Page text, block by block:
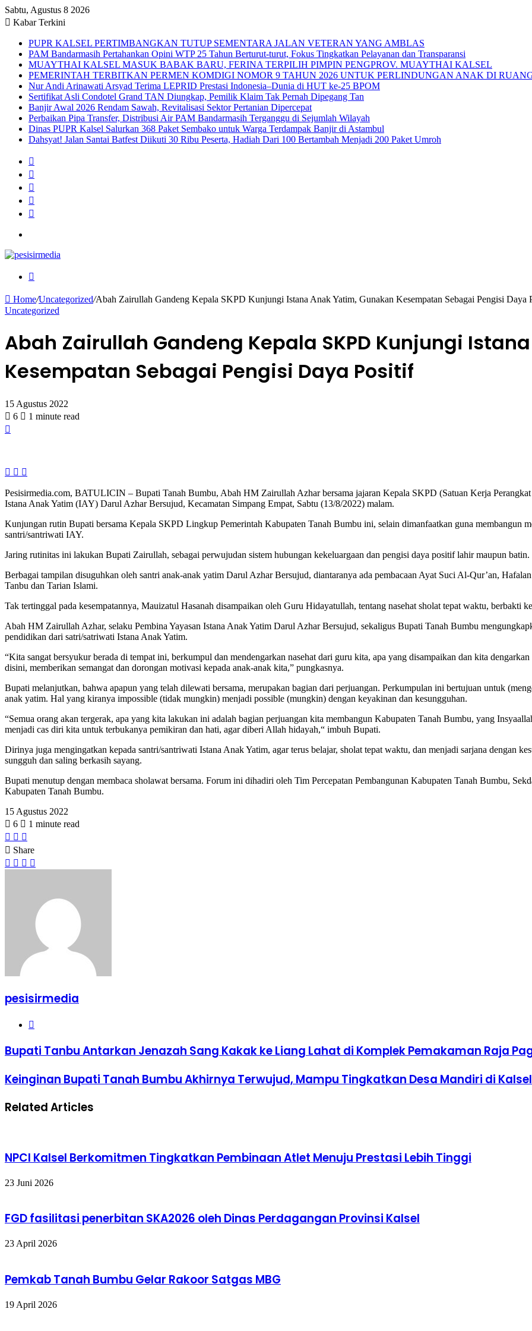
Sabtu, Agustus 8 2026
Kabar Terkini
PUPR KALSEL PERTIMBANGKAN TUTUP SEMENTARA JALAN VETERAN YANG AMBLAS
PAM Bandarmasih Pertahankan Opini WTP 25 Tahun Berturut-turut, Fokus Tingkatkan Pelayanan dan Transparansi
MUAYTHAI KALSEL MASUK BABAK BARU, FERINA TERPILIH PIMPIN PENGPROV. MUAYTHAI KALSEL
PEMERINTAH TERBITKAN PERMEN KOMDIGI NOMOR 9 TAHUN 2026 UNTUK PERLINDUNGAN ANAK DI
Nur Andi Arinawati Arsyad Terima LEPRID Prestasi Indonesia–Dunia di HUT ke-25 BPOM
Sertifikat Asli Condotel Grand TAN Diungkap, Pemilik Klaim Tak Pernah Dipegang Tan
Banjir Awal 2026 Rendam Sawah, Revitalisasi Sektor Pertanian Dipercepat
Perbaikan Pipa Transfer, Distribusi Air PAM Bandarmasih Terganggu di Sejumlah Wilayah
Dinas PUPR Kalsel Salurkan 368 Paket Sembako untuk Warga Terdampak Banjir di Astambul
Dahsyat! Jalan Santai Batfest Diikuti 30 Ribu Peserta, Hadiah Dari 100 Bertambah Menjadi 200 Paket Umroh
Home/Uncategorized/Abah Zairullah Gandeng Kepala SKPD Kunjungi Istana Anak Yatim, Gunakan Kesempatan Sebagai Pengisi Daya
Uncategorized
Abah Zairullah Gandeng Kepala SKPD Kunjungi
Kesempatan Sebagai Pengisi Daya Positif
15 Agustus 2022
6
1 minute read
Facebook
Twitter
Pesisirmedia.com, BATULICIN – Bupati Tanah Bumbu, Abah HM Zairullah Azhar bersama jajaran Kepala SKPD (Satuan Kerja
Istana Anak Yatim (IAY) Darul Azhar Bersujud, Kecamatan Simpang Empat, Sabtu (13/8/2022) malam.
Kunjungan rutin Bupati bersama Kepala SKPD Lingkup Pemerintah Kabupaten Tanah Bumbu ini, selain dimanfaatkan guna membangun
santri/santriwati IAY.
Jaring rutinitas ini lakukan Bupati Zairullah, sebagai perwujudan sistem hubungan kekeluargaan dan pengisi daya positif lahir maupun batin.
Berbagai tampilan disuguhkan oleh santri anak-anak yatim Darul Azhar Bersujud, diantaranya ada pembacaan Ayat Suci Al-Qur’an,
Tanbu dan Tarian Islami.
Tak tertinggal pada kesempatannya, Mauizatul Hasanah disampaikan oleh Guru Hidayatullah, tentang nasehat sholat tepat waktu, berbakti
Abah HM Zairullah Azhar, selaku Pembina Yayasan Istana Anak Yatim Darul Azhar Bersujud, sekaligus Bupati Tanah Bumbu
pendidikan dari satri/satriwati Istana Anak Yatim.
“Kita sangat bersyukur berada di tempat ini, berkumpul dan mendengarkan nasehat dari guru kita, apa yang disampaikan dan kita
disini, memberikan semangat dan dorongan motivasi kepada anak-anak kita,” pungkasnya.
Bupati melanjutkan, bahwa apapun yang telah dilewati bersama, merupakan bagian dari perjuangan. Perkumpulan ini bertujuan untuk
anak yatim. Hal yang kiranya impossible (tidak mungkin) menjadi possible (mungkin) dengan keyakinan dan kesungguhan.
“Semua orang akan tergerak, apa yang kita lakukan ini adalah bagian perjuangan kita membangun Kabupaten Tanah Bumbu, yang
menjadi cas diri kita untuk terbukanya pemikiran dan hati, agar diberi Allah hidayah,“ imbuh Bupati.
Dirinya juga mengingatkan kepada santri/santriwati Istana Anak Yatim, agar terus belajar, sholat tepat waktu, dan menjadi sarjana dengan
sungguh dan saling berkasih sayang.
Bupati menutup dengan membaca sholawat bersama. Forum ini dihadiri oleh Tim Percepatan Pembangunan Kabupaten Tanah Bumbu,
Kabupaten Tanah Bumbu.
15 Agustus 2022
6
1 minute read
Facebook
Twitter
Share
Facebook
Twitter
Share
via
pesisirmedia
Bupati Tanbu Antarkan Jenazah Sang Kakak ke Liang Lahat di Komplek Pemakaman Raja
Keinginan Bupati Tanah Bumbu Akhirnya Terwujud, Mampu Tingkatkan Desa Mandiri di Kalsel
Related Articles
NPCI Kalsel Berkomitmen Tingkatkan Pembinaan Atlet Menuju Prestasi Lebih Tinggi
23 Juni 2026
FGD fasilitasi penerbitan SKA2026 oleh Dinas Perdagangan Provinsi Kalsel
23 April 2026
Pemkab Tanah Bumbu Gelar Rakoor Satgas MBG
19 April 2026